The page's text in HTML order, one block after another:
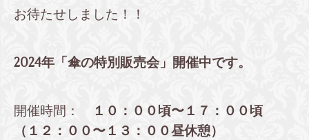
お待たせしました！！
2024年「傘の特別販売会」開催中です。
開催時間：
１０：００頃〜１７：００頃
（１２：００〜１３：００昼休憩）